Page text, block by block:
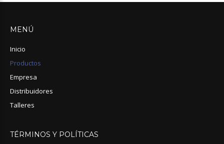
MENÚ
Inicio
Productos
Empresa
Distribuidores
Talleres
TÉRMINOS Y POLÍTICAS